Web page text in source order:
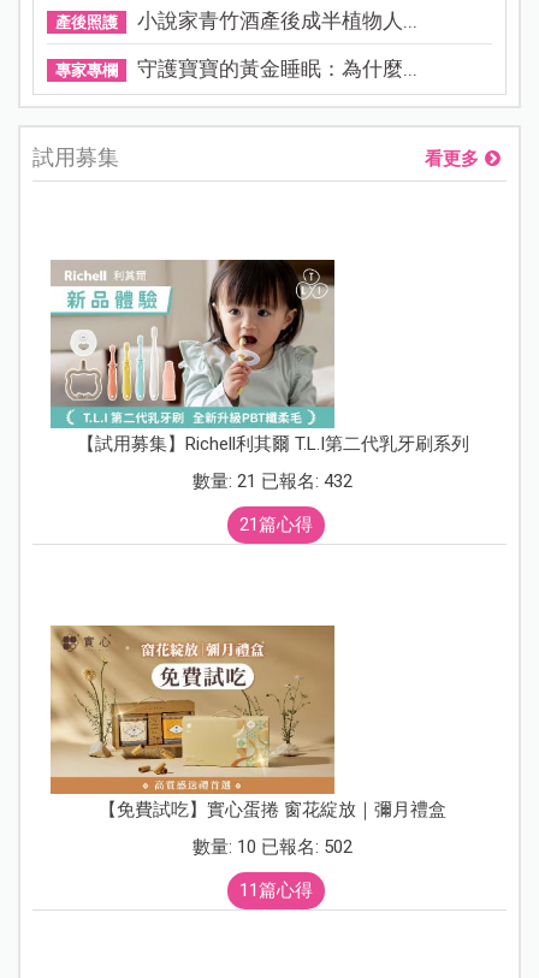
產後照護 小說家青竹酒產後成半植物人...
專家專欄 守護寶寶的黃金睡眠：為什麼...
試用募集 看更多
【試用募集】Richell利其爾 T.L.I第二代乳牙刷系列
數量: 21 已報名: 432
21篇心得
【免費試吃】實心蛋捲 窗花綻放｜彌月禮盒
數量: 10 已報名: 502
11篇心得